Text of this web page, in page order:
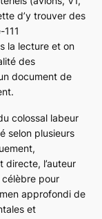
d’y trouver des
la lecture et on
des
document de
colossal labeur
selon plusieurs
directe, l’auteur
célèbre pour
approfondi de
et